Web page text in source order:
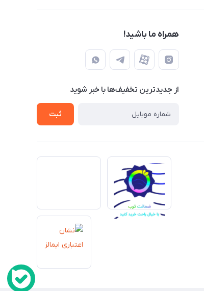
همراه ما باشید!
از جدید‌ترین تخفیف‌ها با‌ خبر شوید
ثبت